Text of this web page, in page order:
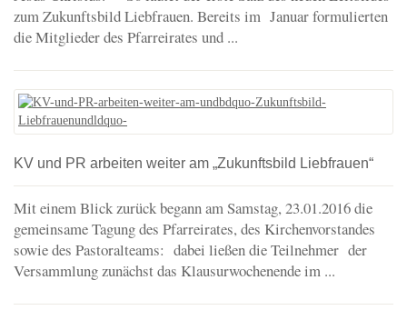
zum Zukunftsbild Liebfrauen. Bereits im Januar formulierten
die Mitglieder des Pfarreirates und ...
KV und PR arbeiten weiter am „Zukunftsbild Liebfrauen“
Mit einem Blick zurück begann am Samstag, 23.01.2016 die
gemeinsame Tagung des Pfarreirates, des Kirchenvorstandes
sowie des Pastoralteams: dabei ließen die Teilnehmer der
Versammlung zunächst das Klausurwochenende im ...